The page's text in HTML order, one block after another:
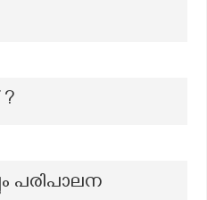
പരിപാലന